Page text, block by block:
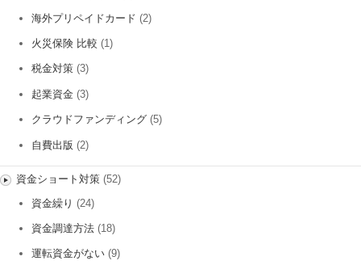
海外プリペイドカード (2)
火災保険 比較 (1)
税金対策 (3)
起業資金 (3)
クラウドファンディング (5)
自費出版 (2)
資金ショート対策(52)
資金繰り (24)
資金調達方法 (18)
運転資金がない (9)